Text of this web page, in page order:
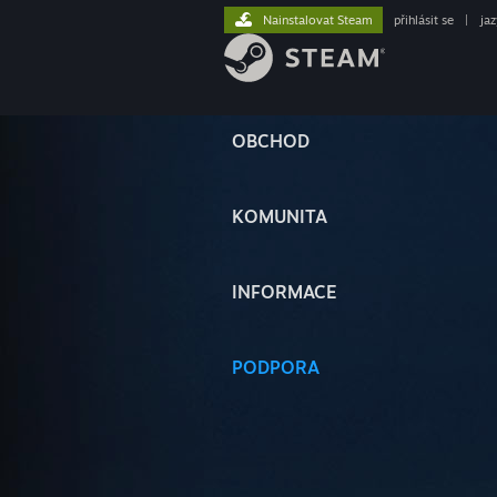
OBCHOD
KOMUNITA
INFORMACE
PODPORA
Nainstalovat Steam přihlásit se